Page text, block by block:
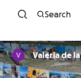
Search
Valeria de